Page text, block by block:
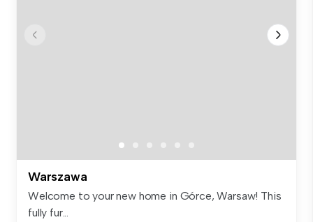
Warszawa
Welcome to your new home in Górce, Warsaw! This
fully fur...